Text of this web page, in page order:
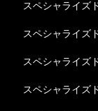
スペシャライズ
スペシャライズ
スペシャライズ
スペシャライズ